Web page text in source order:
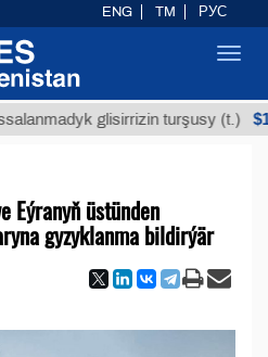
glisirrizin turşusy (t.)
Eýranyň üstünden
gyzyklanma bildirýär
ENG TM РУС